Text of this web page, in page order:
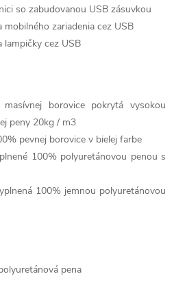
so zabudovanou USB zásuvkou
zariadenia cez USB
lampičky cez USB
borovice pokrytá vysokou
peny 20kg / m3
pevnej borovice v bielej farbe
100% polyuretánovou penou s
100% jemnou polyuretánovou
pena